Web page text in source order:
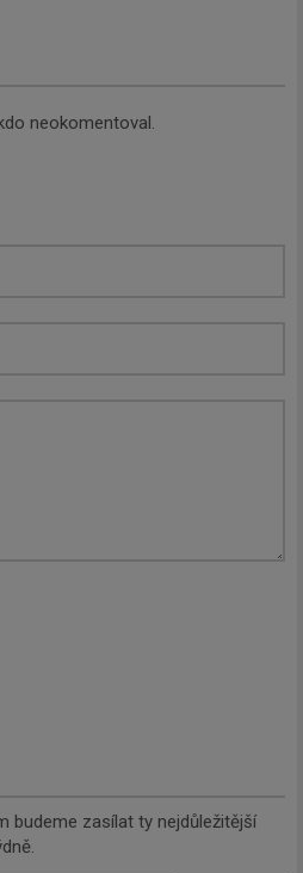
neokomentoval.
budeme zasílat ty nejdůležitější